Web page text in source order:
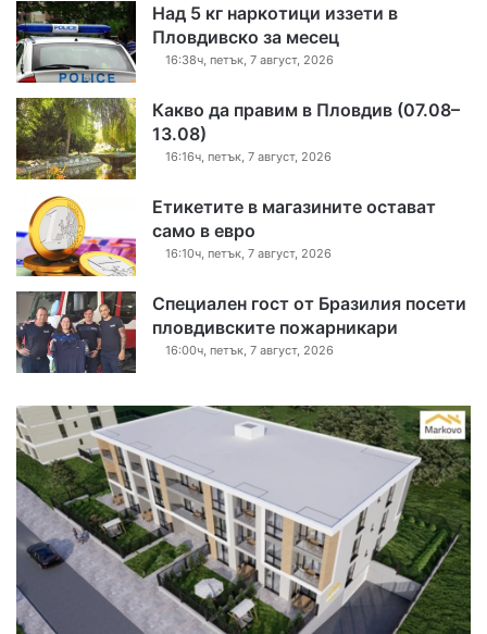
Над 5 кг наркотици иззети в
Пловдивско за месец
16:38ч, петък, 7 август, 2026
Какво да правим в Пловдив (07.08–
13.08)
16:16ч, петък, 7 август, 2026
Етикетите в магазините остават
само в евро
16:10ч, петък, 7 август, 2026
Специален гост от Бразилия посети
пловдивските пожарникари
16:00ч, петък, 7 август, 2026